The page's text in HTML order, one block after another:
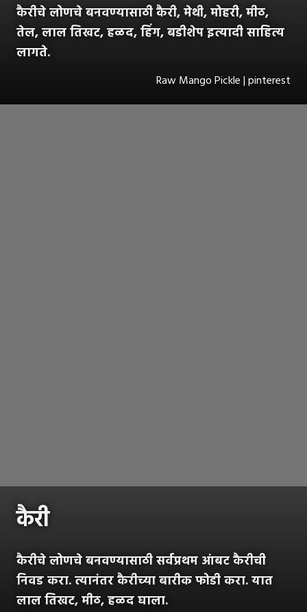
कैरीचे लोणचे बनवण्यासाठी कैरी, मेथी, मोहरी, मीठ,
तेल, लाल तिखट, हळद, हिंग, बडीशेप इत्यादी साहित्य
लागते.
Raw Mango Pickle | pinterest
कैरी
कैरीचे लोणचे बनवण्यासाठी सर्वप्रथम आंबट कैरीची
निवड करा. त्यानंतर कैरीच्या बारीक फोडी करा. यात
लाल तिखट, मीठ, हळद घाला.